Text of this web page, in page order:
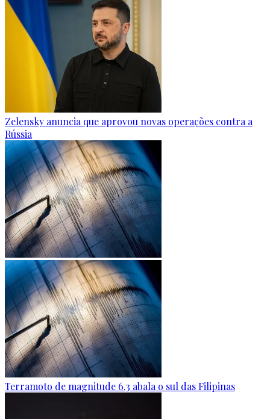
Zelensky anuncia que aprovou novas operações contra a
Rússia
Terramoto de magnitude 6.3 abala o sul das Filipinas